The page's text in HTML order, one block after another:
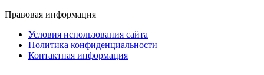
Правовая информация
Условия использования сайта
Политика конфиденциальности
Контактная информация